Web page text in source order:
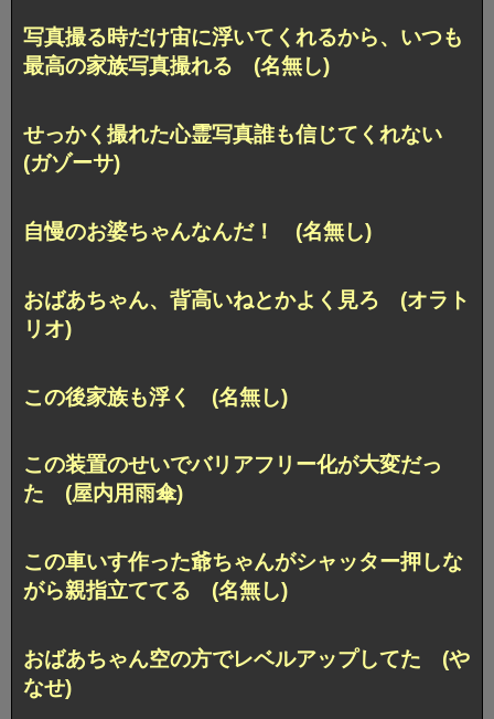
写真撮る時だけ宙に浮いてくれるから、いつも
最高の家族写真撮れる (名無し)
せっかく撮れた心霊写真誰も信じてくれない
(ガゾーサ)
自慢のお婆ちゃんなんだ！ (名無し)
おばあちゃん、背高いねとかよく見ろ (オラト
リオ)
この後家族も浮く (名無し)
この装置のせいでバリアフリー化が大変だっ
た (屋内用雨傘)
この車いす作った爺ちゃんがシャッター押しな
がら親指立ててる (名無し)
おばあちゃん空の方でレベルアップしてた (や
なせ)